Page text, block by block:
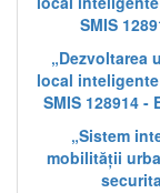
SMIS
„Dezvoltarea
local
SMIS 128914 -
„Sistem
mobilității